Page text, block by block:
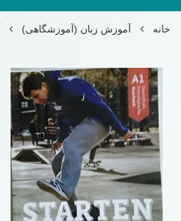
خانه آموزش زبان (آموزشگاهی)